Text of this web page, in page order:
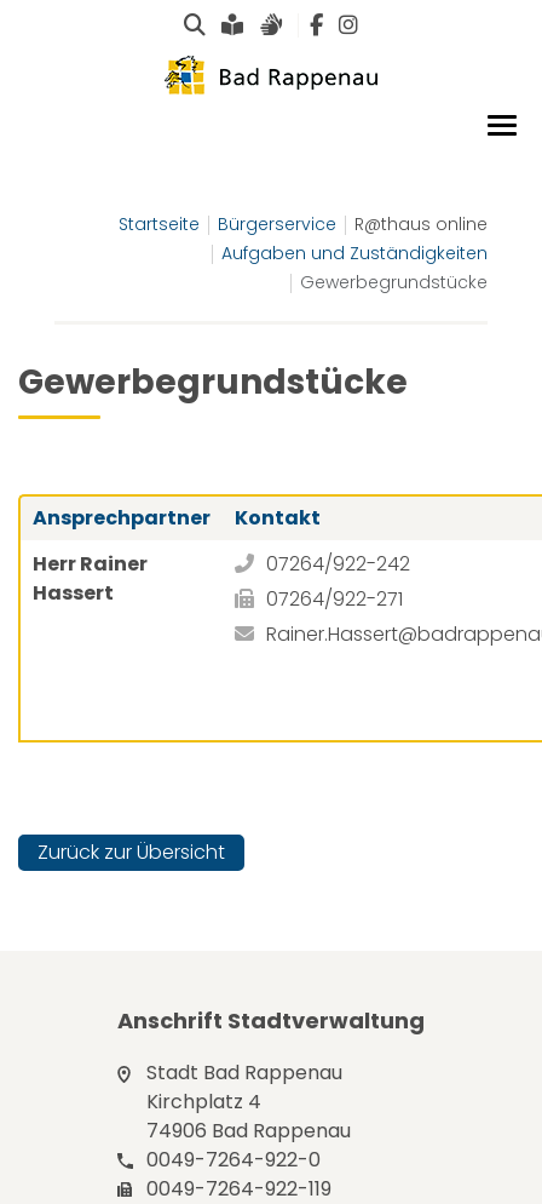
Suche
Leichte Sprache
Gebärdensprachen
Startseite Bürgerservice
R@thaus online
Aufgaben und Zuständigkeiten
Gewerbegrundstücke
Gewerbegrundstücke
Ansprechpartner
Kontakt
Herr Rainer
Hassert
07264/922-242
07264/922-271
Zurück zur Übersicht
Anschrift Stadtverwaltung
Stadt Bad Rappenau
Kirchplatz 4
74906 Bad Rappenau
0049-7264-922-0
0049-7264-922-119